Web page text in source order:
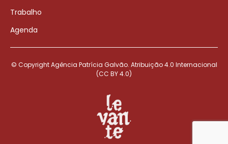
Trabalho
Agenda
© Copyright Agência Patrícia Galvão. Atribuição 4.0 Internacional
(CC BY 4.0)